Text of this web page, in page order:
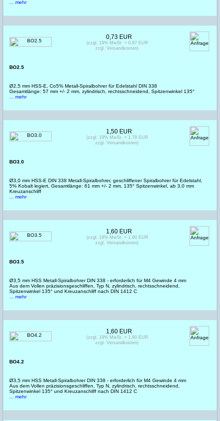
... mehr
BO2.5
Ø2,5 mm HSS-E, Co5% Metall-Spiralbohrer für Edelstahl DIN 338
Gesamtlänge: 57 mm +/- 2 mm, zylindrisch, rechtsschneidend, Spitzenwinkel 135°
... mehr
0,73 EUR
(zzgl. 19% MwSt. = 0,87 EUR
zzgl. Versandkosten)
BO3.0
Ø3,0 mm HSS-E DIN 338 Metall-Spiralbohrer, geschliffener Spiralbohrer für Edelstahl,
5% Kobalt legiert, Gesamtlänge: 61 mm +/- 2 mm, 135° Spitzenwinkel, ab 3,0 mm
Kreuzanschliff
... mehr
1,50 EUR
(zzgl. 19% MwSt. = 1,79 EUR
zzgl. Versandkosten)
BO3.5
Ø3,5 mm HSS Metall-Spiralbohrer DIN 338 - erforderlich für M4 Gewinde 4 mm
Aus dem Vollen präzisionsgeschliffen, Typ N, zylindrisch, rechtsschneidend,
Spitzenwinkel 135° und Kreuzanschliff nach DIN 1412 C
... mehr
1,60 EUR
(zzgl. 19% MwSt. = 1,90 EUR
zzgl. Versandkosten)
BO4.2
Ø3,5 mm HSS Metall-Spiralbohrer DIN 338 - erforderlich für M4 Gewinde 4 mm
Aus dem Vollen präzisionsgeschliffen, Typ N, zylindrisch, rechtsschneidend,
Spitzenwinkel 135° und Kreuzanschliff nach DIN 1412 C
... mehr
1,60 EUR
(zzgl. 19% MwSt. = 1,90 EUR
zzgl. Versandkosten)